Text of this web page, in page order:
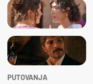
PUTOVANJA